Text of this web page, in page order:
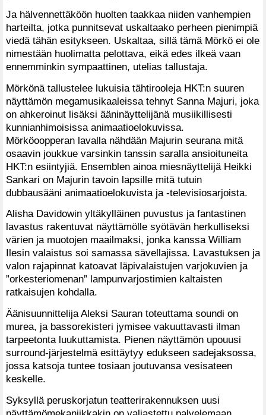
Ja hälvennettäköön huolten taakkaa niiden vanhempien
harteilta, jotka punnitsevat uskaltaako perheen pienimpiä
viedä tähän esitykseen. Uskaltaa, sillä tämä Mörkö ei ole
nimestään huolimatta pelottava, eikä edes ilkeä vaan
ennemminkin sympaattinen, utelias tallustaja.
Mörkönä tallustelee lukuisia tähtirooleja HKT:n suuren
näyttämön megamusikaaleissa tehnyt Sanna Majuri, joka
on ahkeroinut lisäksi ääninäyttelijänä musiikillisesti
kunnianhimoisissa animaatioelokuvissa.
Mörköoopperan lavalla nähdään Majurin seurana mitä
osaavin joukkue varsinkin tanssin saralla ansioituneita
HKT:n esiintyjiä. Ensemblen ainoa miesnäyttelijä Heikki
Sankari on Majurin tavoin lapsille mitä tutuin
dubbausääni animaatioelokuvista ja -televisiosarjoista.
Alisha Davidowin yltäkylläinen puvustus ja fantastinen
lavastus rakentuvat näyttämölle syötävän herkulliseksi
värien ja muotojen maailmaksi, jonka kanssa William
Ilesin valaistus soi samassa sävellajissa. Lavastuksen ja
valon rajapinnat katoavat läpivalaistujen varjokuvien ja
”orkesteriomenan” lampunvarjostimien kaltaisten
ratkaisujen kohdalla.
Äänisuunnittelija Aleksi Sauran toteuttama soundi on
murea, ja bassorekisteri jymisee vakuuttavasti ilman
tarpeetonta luukuttamista. Pienen näyttämön upouusi
surround-järjestelmä esittäytyy edukseen sadejaksossa,
jossa katsoja tuntee tosiaan joutuvansa vesisateen
keskelle.
Syksyllä peruskorjatun teatterirakennuksen uusi